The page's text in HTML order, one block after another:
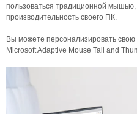
пользоваться традиционной мышью,
производительность своего ПК.
Вы можете персонализировать
Microsoft Adaptive Mouse Tail and